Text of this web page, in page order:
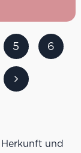
5 6
und